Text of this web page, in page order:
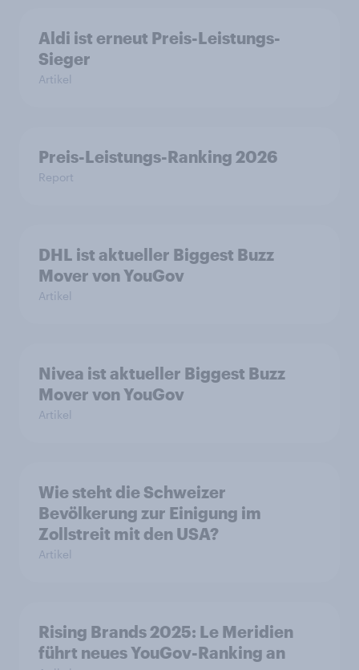
Aldi ist erneut Preis-Leistungs-
Sieger
Artikel
Preis-Leistungs-Ranking 2026
Report
DHL ist aktueller Biggest Buzz
Mover von YouGov
Artikel
Nivea ist aktueller Biggest Buzz
Mover von YouGov
Artikel
Wie steht die Schweizer
Bevölkerung zur Einigung im
Zollstreit mit den USA?
Artikel
Rising Brands 2025: Le Meridien
führt neues YouGov-Ranking an